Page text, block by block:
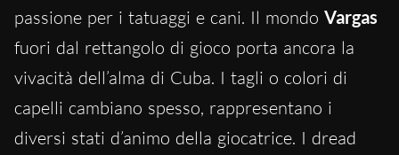
passione per i tatuaggi e cani. Il mondo Vargas
fuori dal rettangolo di gioco porta ancora la
vivacità dell’alma di Cuba. I tagli o colori di
capelli cambiano spesso, rappresentano i
diversi stati d’animo della giocatrice. I dread